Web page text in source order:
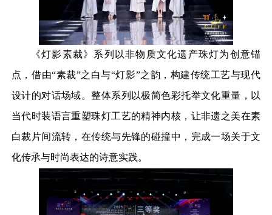
《灯影素裁》系列以非物质文化遗产珠灯为创意锚
点，借由“素裁”之白与“灯影”之韵，构建传统工艺与现代
设计的对话场域。整体系列以极简色彩托举文化重量，以
当代时装语言重塑珠灯工艺的精神内核，让非遗之美在素
白裁片间流转，在传统与先锋的碰撞中，完成一场关于文
化传承与时尚表达的诗意实践。